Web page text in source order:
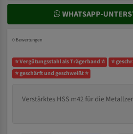
WHATSAPP-
0 Bewertungen
⭐ Vergütungsstahl als Trägerband ⭐
⭐
⭐ geschärft und geschweißt ⭐
Verstärktes HSS m42 für die